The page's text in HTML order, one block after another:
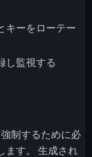
キーをローテー
し監視する
制するために必
ます。 生成され